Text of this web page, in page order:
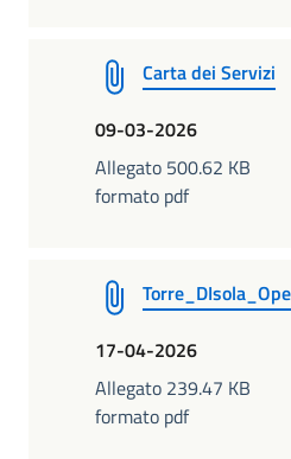
Carta dei Servizi
09-03-2026
Allegato 500.62 KB
formato pdf
17-04-2026
Allegato 239.47 KB
formato pdf